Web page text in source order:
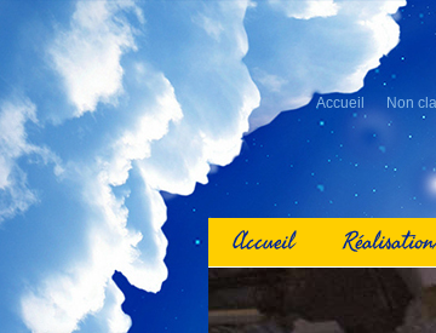
Accueil Non
Accueil